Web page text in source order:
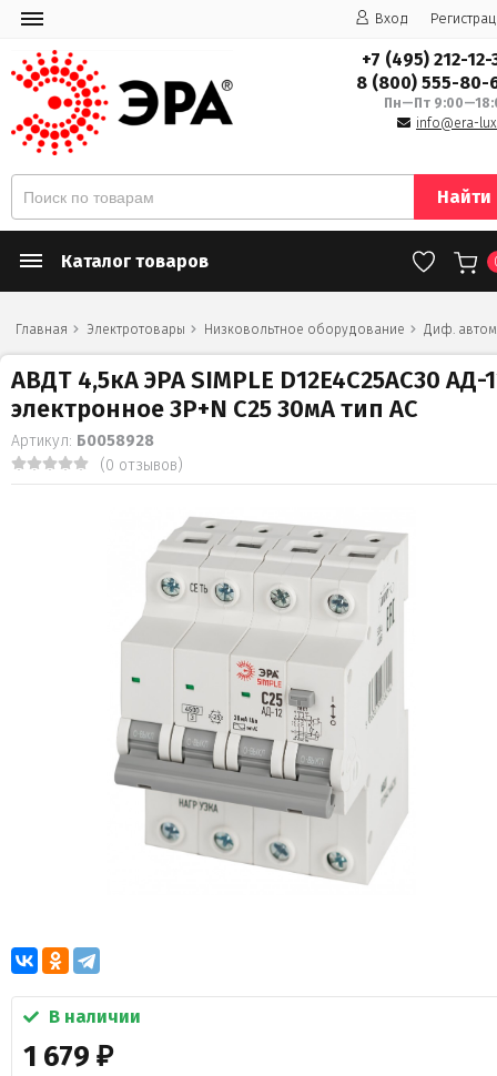
Вход
+7 (495) 212-12-
8 (800) 555-80-
Пн—Пт
info@era-
Найти
Каталог товаров
Главная Электротовары Низковольтное оборудование Диф.
АВДТ 4,5кА ЭРА SIMPLE D12E4C25AC30 АД-
электронное 3P+N С25 30мА тип АС
Артикул: Б0058928
(0 отзывов)
В наличии
1 679 ₽